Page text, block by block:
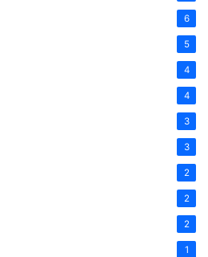
6
5
4
4
3
3
2
2
2
1